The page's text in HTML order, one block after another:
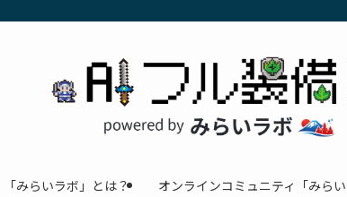
「みらいラボ」とは？ オンラインコミュニティ「みら